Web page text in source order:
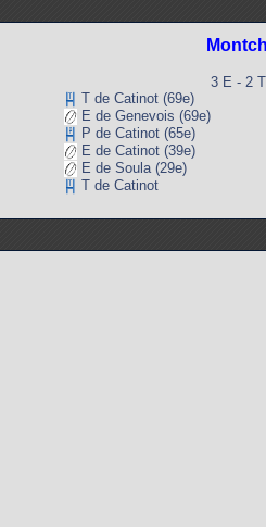
3 E - 2
T de Catinot (69e)
E de Genevois (69e)
P de Catinot (65e)
E de Catinot (39e)
E de Soula (29e)
T de Catinot